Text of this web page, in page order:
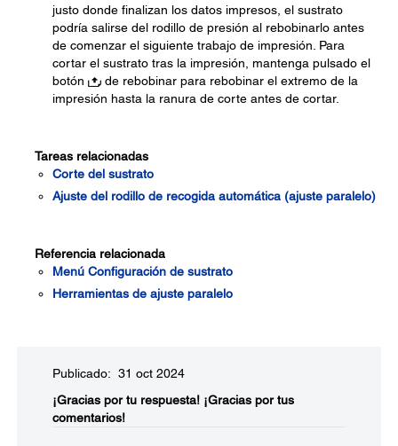
justo donde finalizan los datos impresos, el sustrato
podría salirse del rodillo de presión al rebobinarlo antes
de comenzar el siguiente trabajo de impresión. Para
cortar el sustrato tras la impresión, mantenga pulsado el
botón
de rebobinar para rebobinar el extremo de la
impresión hasta la ranura de corte antes de cortar.
Tareas relacionadas
Corte del sustrato
Ajuste del rodillo de recogida automática (ajuste paralelo)
Referencia relacionada
Menú Configuración de sustrato
Herramientas de ajuste paralelo
Publicado: 31 oct 2024
¡Gracias por tu respuesta! ¡Gracias por tus
comentarios!